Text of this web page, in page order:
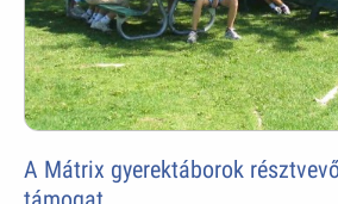
A Mátrix gyerektáborok